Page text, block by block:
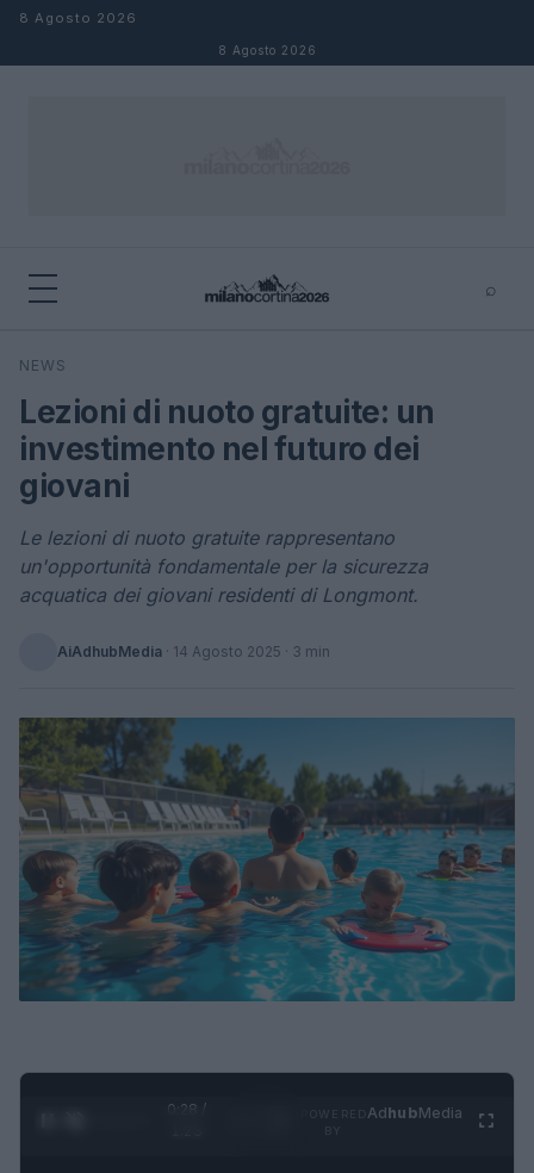
Salta al contenuto
8 Agosto 2026
8 Agosto 2026
⌕
Cerca
NEWS
Lezioni di nuoto gratuite: un
investimento nel futuro dei
giovani
Le lezioni di nuoto gratuite rappresentano
un'opportunità fondamentale per la sicurezza
acquatica dei giovani residenti di Longmont.
AiAdhubMedia · 14 Agosto 2025 · 3 min
0:29 /
AdhubMedia